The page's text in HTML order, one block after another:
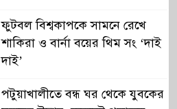
ফুটবল বিশ্বকাপকে সামনে রেখে
শাকিরা ও বার্না বয়ের থিম সং ‘দাই
দাই’
পটুয়াখালীতে বন্ধ ঘর থেকে যুবকের